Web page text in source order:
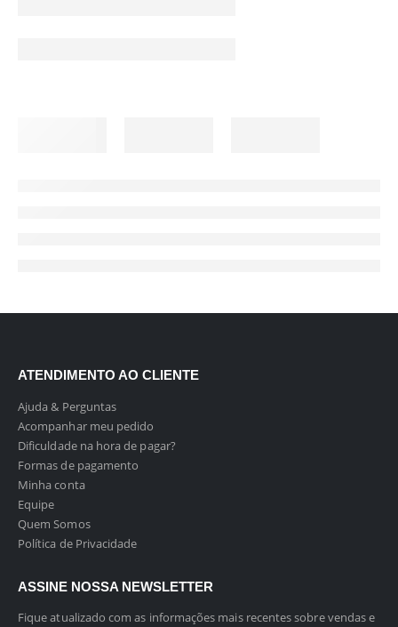
ATENDIMENTO AO CLIENTE
Ajuda & Perguntas
Acompanhar meu pedido
Dificuldade na hora de pagar?
Formas de pagamento
Minha conta
Equipe
Quem Somos
Política de Privacidade
ASSINE NOSSA NEWSLETTER
Fique atualizado com as informações mais recentes sobre vendas e